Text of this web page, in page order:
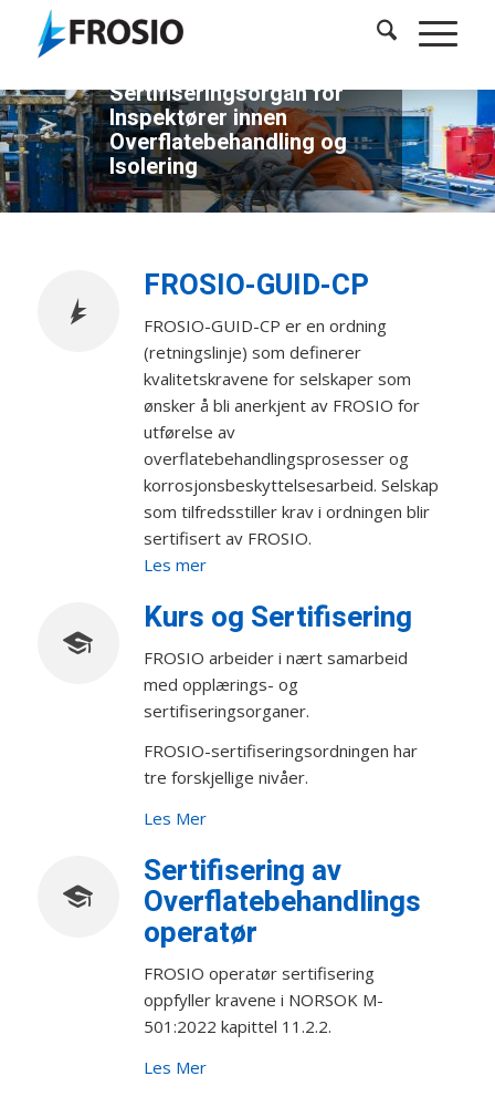
Sertifiseringsorgan for
Inspektører innen
Overflatebehandling og
Isolering
FROSIO-GUID-CP
FROSIO-GUID-CP er en ordning
(retningslinje) som definerer
kvalitetskravene for selskaper som
ønsker å bli anerkjent av FROSIO for
utførelse av
overflatebehandlingsprosesser og
korrosjonsbeskyttelsesarbeid. Selskap
som tilfredsstiller krav i ordningen blir
sertifisert av FROSIO.
Les mer
Kurs og Sertifisering
FROSIO arbeider i nært samarbeid
med opplærings- og
sertifiseringsorganer.
FROSIO-sertifiseringsordningen har
tre forskjellige nivåer.
Les Mer
Sertifisering av
Overflatebehandlings
operatør
FROSIO operatør sertifisering
oppfyller kravene i NORSOK M-
501:2022 kapittel 11.2.2.
Les Mer